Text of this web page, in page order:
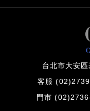
台北市大安
客服
門市